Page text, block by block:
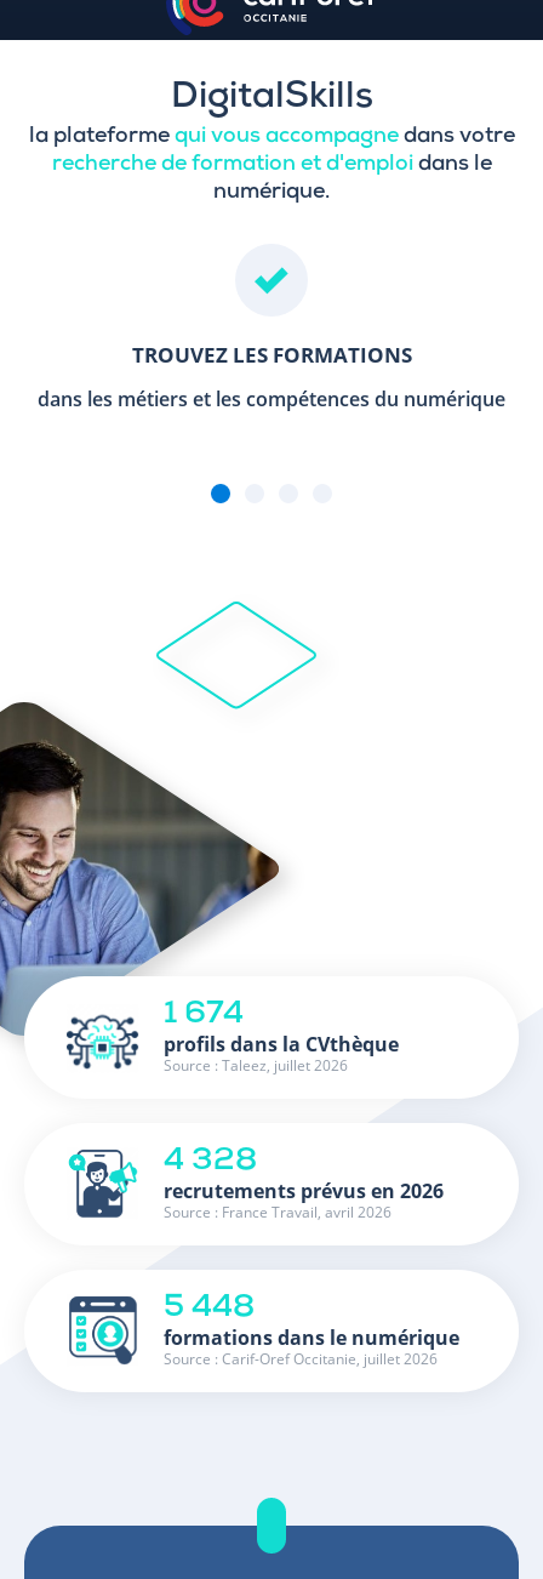
DigitalSkills
la plateforme qui vous accompagnedans votre
recherche de formation et d'emploi dans le
numérique.
TROUVEZ LES FORMATIONS
dans les métiers et les compétences du numérique
1 674
profils dans la CVthèque
Source : Taleez, juillet 2026
4 328
recrutements prévus en 2026
Source : France Travail, avril 2026
5 448
formations dans le numérique
Source : Carif-Oref Occitanie, juillet 2026